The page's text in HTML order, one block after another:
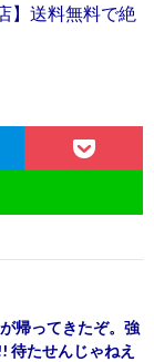
】送料無料で絶
帰ってきたぞ。強
待たせんじゃねえ